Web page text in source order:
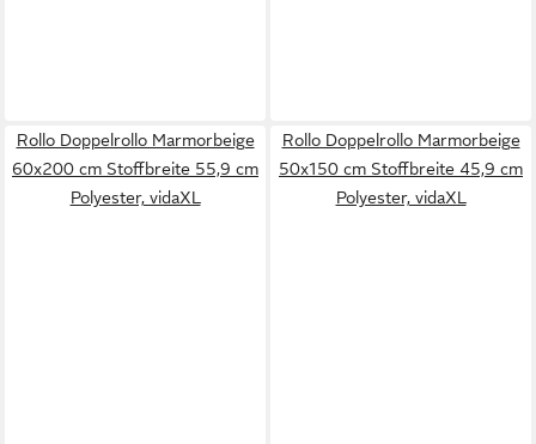
Rollo Doppelrollo Marmorbeige
60x200 cm Stoffbreite 55,9 cm
Polyester, vidaXL
Rollo Doppelrollo Marmorbeige
50x150 cm Stoffbreite 45,9 cm
Polyester, vidaXL